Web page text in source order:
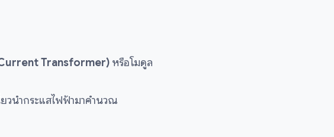
Transformer)หรือโมดูล
วนำกระแสไฟฟ้ามาคำนวณ